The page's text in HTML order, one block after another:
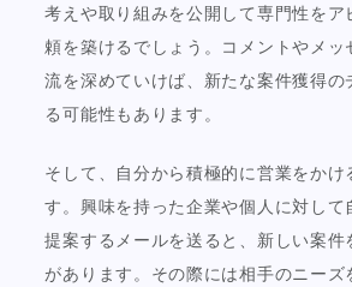
考えや取り組みを公開して専門性をア
頼を築けるでしょう。コメントやメッ
流を深めていけば、新たな案件獲得の
る可能性もあります。
そして、自分から積極的に営業をかけ
す。興味を持った企業や個人に対して
提案するメールを送ると、新しい案件
があります。その際には相手のニーズ